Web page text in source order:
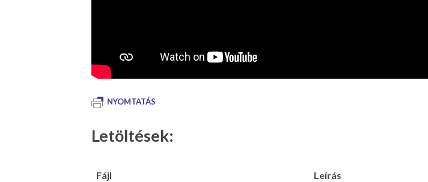
NYOMTATÁS
Letöltések:
Fájl Leírás